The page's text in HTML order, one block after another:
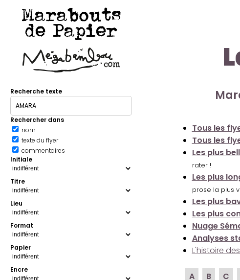
Marabouts
de Papier
Recherche texte
Rechercher dans
nom
texte du flyer
commentaires
Initiale
Titre
Lieu
Format
Papier
Encre
Tous les
Tous les
Les plus
rater !
Les plus
prose la plus
Les plus
Les plus
Nuage
Analyses
L'histoire des
A B C